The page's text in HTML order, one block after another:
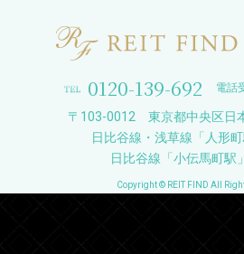
0120-139-692 電話
〒103-0012 東京都中央区日
日比谷線・浅草線「人形
日比谷線「小伝馬町駅
Copyright © REIT FIND All Right